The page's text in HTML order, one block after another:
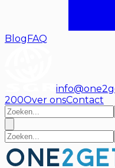
BlogFAQ
200Over onsContact